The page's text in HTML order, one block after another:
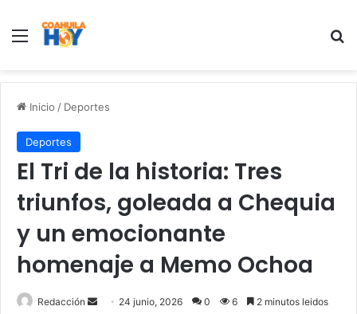
Menu
Inicio / Deportes
Deportes
El Tri de la historia: Tres
triunfos, goleada a Chequia
y un emocionante
homenaje a Memo Ochoa
Redacción 24 junio, 2026 0 6 2 minutos leidos